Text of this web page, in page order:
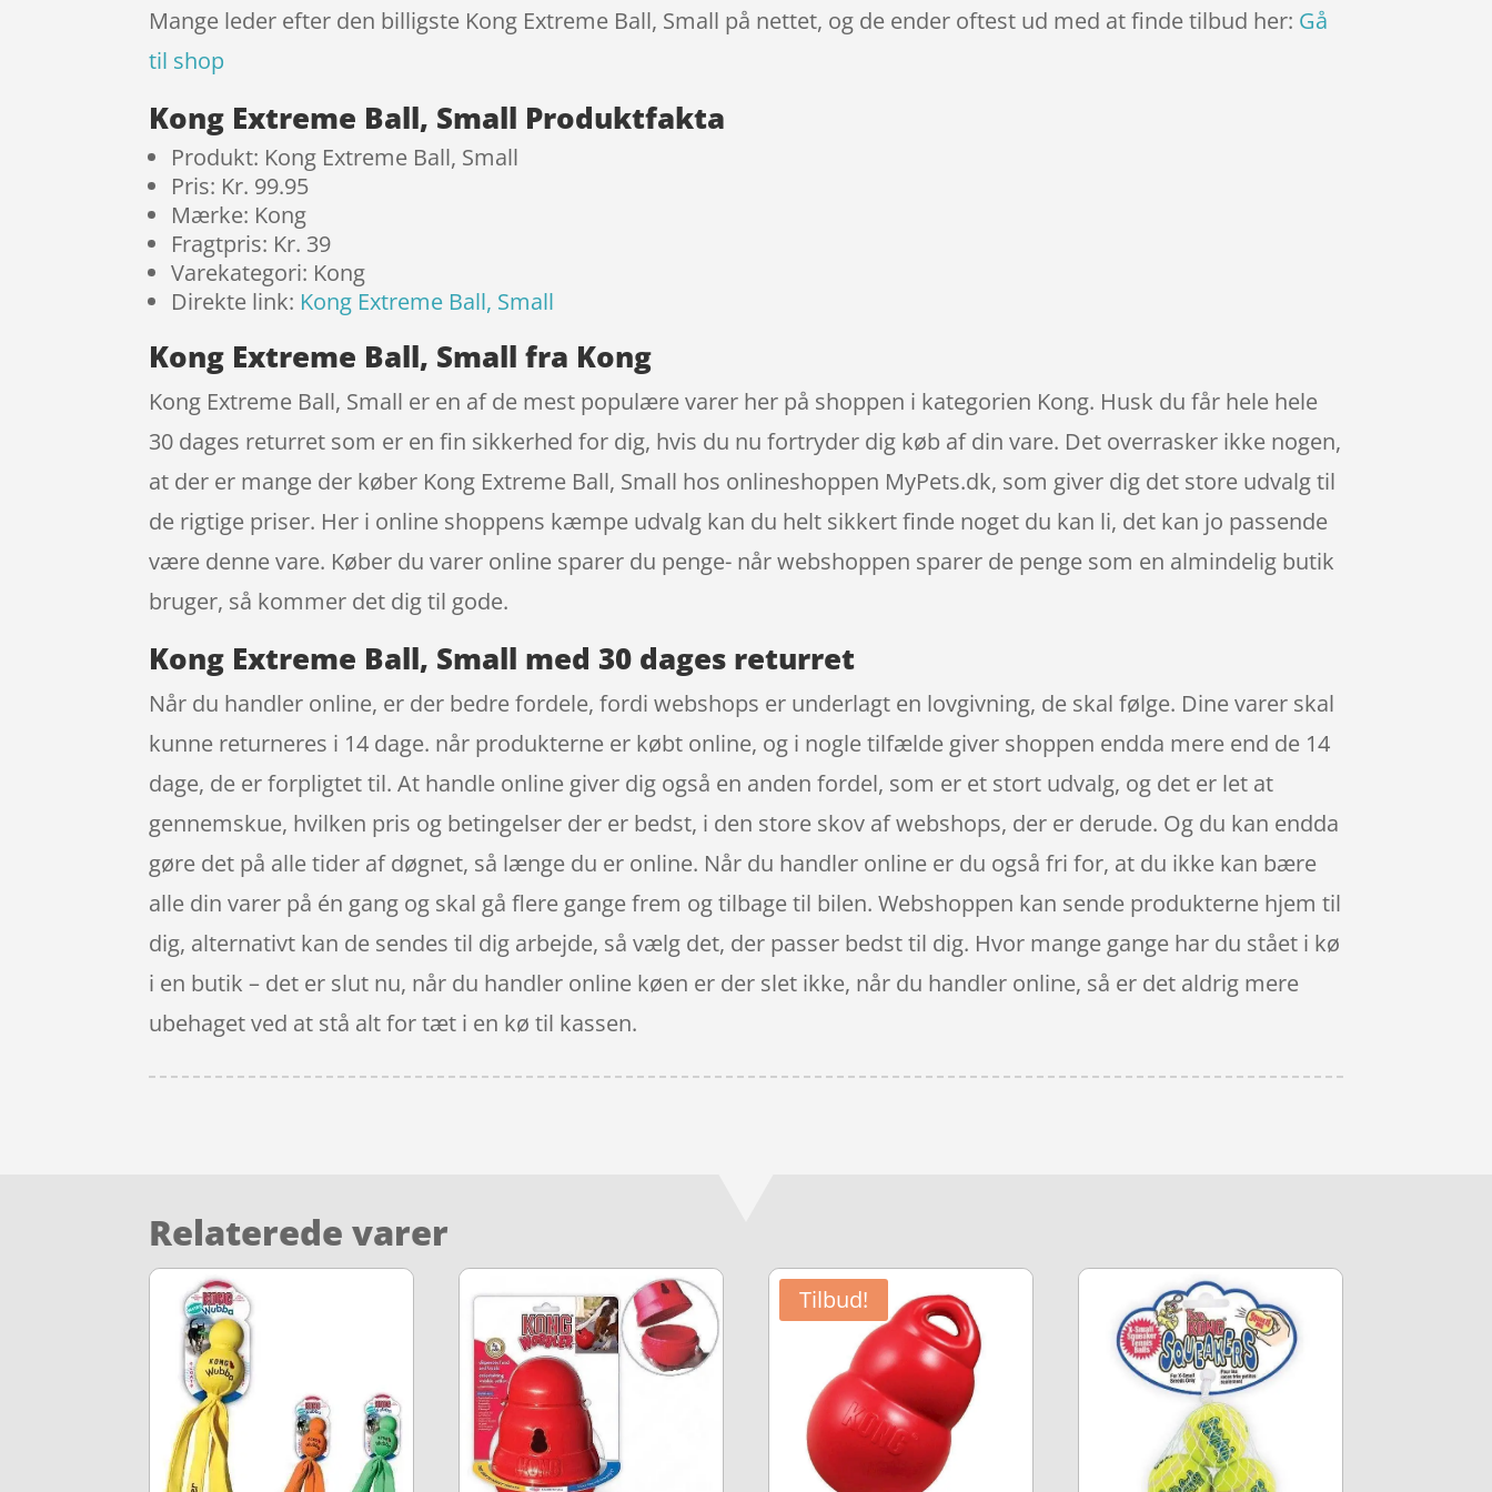
Mange leder efter den billigste Kong Extreme Ball, Small på nettet, og de ender oftest ud med at finde tilbud her: Gå
til shop
Kong Extreme Ball, Small Produktfakta
Produkt: Kong Extreme Ball, Small
Pris: Kr. 99.95
Mærke: Kong
Fragtpris: Kr. 39
Varekategori: Kong
Direkte link: Kong Extreme Ball, Small
Kong Extreme Ball, Small fra Kong
Kong Extreme Ball, Small er en af de mest populære varer her på shoppen i kategorien Kong. Husk du får hele hele
30 dages returret som er en fin sikkerhed for dig, hvis du nu fortryder dig køb af din vare. Det overrasker ikke nogen,
at der er mange der køber Kong Extreme Ball, Small hos onlineshoppen MyPets.dk, som giver dig det store udvalg til
de rigtige priser. Her i online shoppens kæmpe udvalg kan du helt sikkert finde noget du kan li, det kan jo passende
være denne vare. Køber du varer online sparer du penge- når webshoppen sparer de penge som en almindelig butik
bruger, så kommer det dig til gode.
Kong Extreme Ball, Small med 30 dages returret
Når du handler online, er der bedre fordele, fordi webshops er underlagt en lovgivning, de skal følge. Dine varer skal
kunne returneres i 14 dage. når produkterne er købt online, og i nogle tilfælde giver shoppen endda mere end de 14
dage, de er forpligtet til. At handle online giver dig også en anden fordel, som er et stort udvalg, og det er let at
gennemskue, hvilken pris og betingelser der er bedst, i den store skov af webshops, der er derude. Og du kan endda
gøre det på alle tider af døgnet, så længe du er online. Når du handler online er du også fri for, at du ikke kan bære
alle din varer på én gang og skal gå flere gange frem og tilbage til bilen. Webshoppen kan sende produkterne hjem til
dig, alternativt kan de sendes til dig arbejde, så vælg det, der passer bedst til dig. Hvor mange gange har du stået i kø
i en butik – det er slut nu, når du handler online køen er der slet ikke, når du handler online, så er det aldrig mere
ubehaget ved at stå alt for tæt i en kø til kassen.
Relaterede varer
Tilbud!